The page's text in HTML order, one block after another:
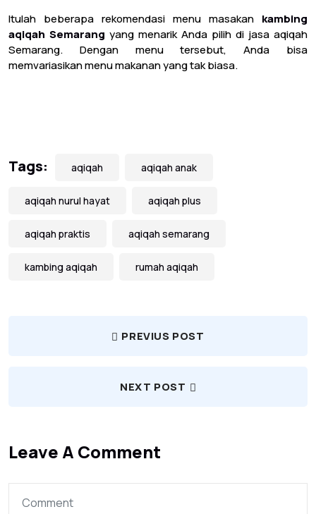
Itulah beberapa rekomendasi menu masakan kambing
aqiqah Semarang yang menarik Anda pilih di jasa aqiqah
Semarang. Dengan menu tersebut, Anda bisa
memvariasikan menu makanan yang tak biasa.
Tags: aqiqah aqiqah anak
aqiqah nurul hayat aqiqah plus
aqiqah praktis aqiqah semarang
kambing aqiqah rumah aqiqah
PREVIUS POST
NEXT POST
Leave A Comment